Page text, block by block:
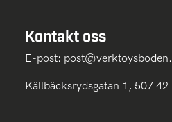
Kontakt oss
E-post:
Källbäcksrydsgatan 1, 507 42